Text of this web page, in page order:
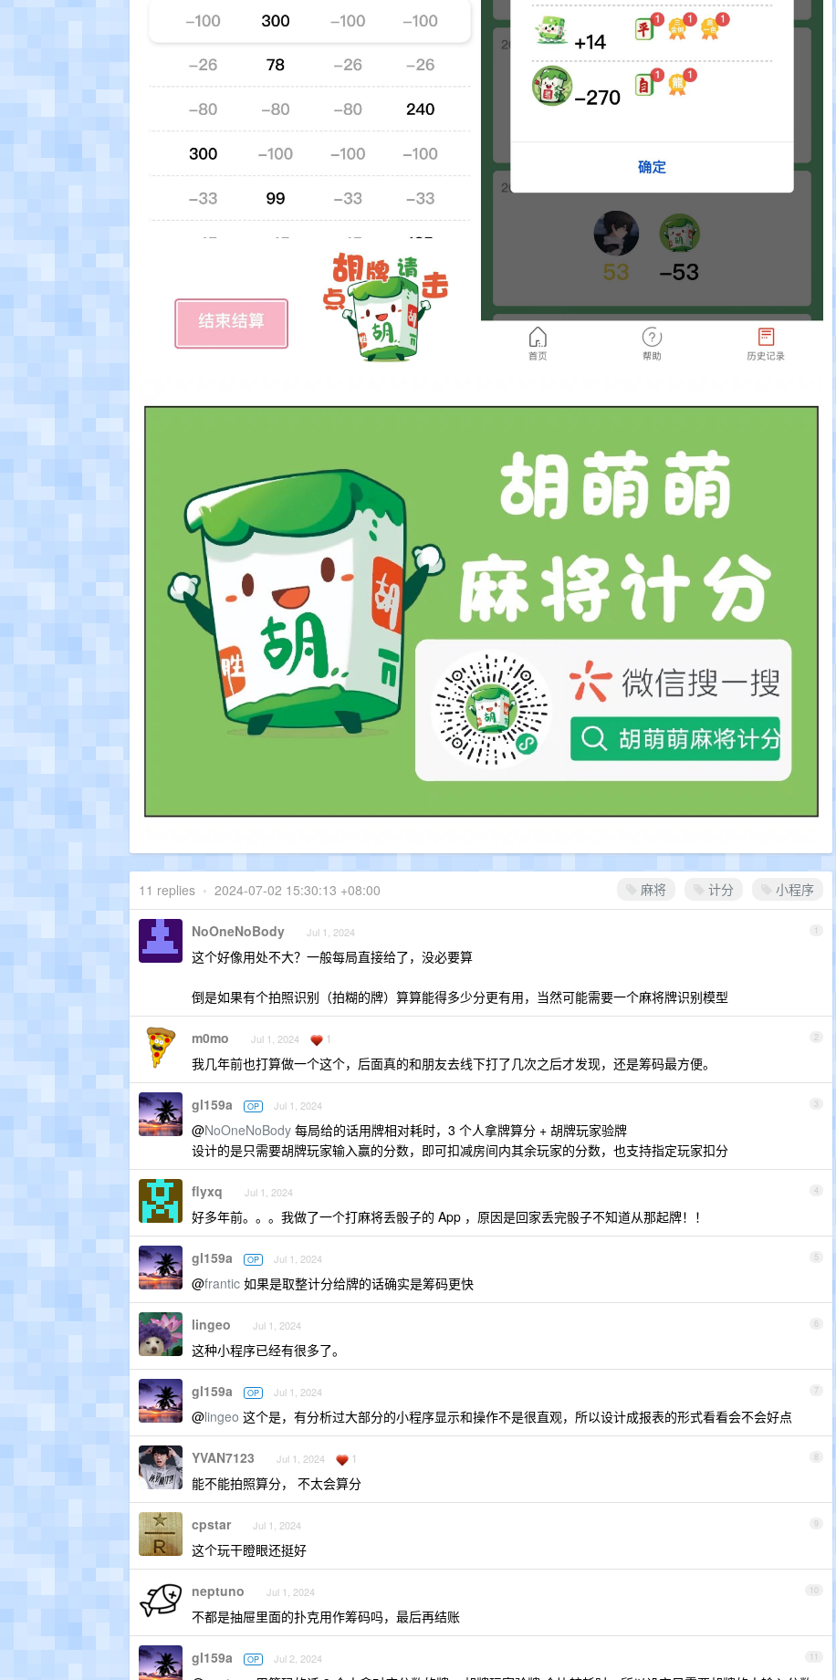
麻将 计分 小程序
11 replies • 2024-07-02 15:30:13 +08:00
1
NoOneNoBody Jul 1, 2024
这个好像用处不大？一般每局直接给了，没必要算
倒是如果有个拍照识别（拍糊的牌）算算能得多少分更有用，当然可能需要一个麻将牌识别模型
2
m0mo Jul 1, 2024 1
我几年前也打算做一个这个，后面真的和朋友去线下打了几次之后才发现，还是筹码最方便。
3
gl159a OP Jul 1, 2024
@NoOneNoBody 每局给的话用牌相对耗时，3 个人拿牌算分 + 胡牌玩家验牌
设计的是只需要胡牌玩家输入赢的分数，即可扣减房间内其余玩家的分数，也支持指定玩家扣分
4
flyxq Jul 1, 2024
好多年前。。。我做了一个打麻将丢骰子的 App ，原因是回家丢完骰子不知道从那起牌！！
5
gl159a OP Jul 1, 2024
@frantic 如果是取整计分给牌的话确实是筹码更快
6
lingeo Jul 1, 2024
这种小程序已经有很多了。
7
gl159a OP Jul 1, 2024
@lingeo 这个是，有分析过大部分的小程序显示和操作不是很直观，所以设计成报表的形式看看会不会好点
8
YVAN7123 Jul 1, 2024 1
能不能拍照算分， 不太会算分
9
cpstar Jul 1, 2024
这个玩干瞪眼还挺好
10
neptuno Jul 1, 2024
不都是抽屉里面的扑克用作筹码吗，最后再结账
11
gl159a OP Jul 2, 2024